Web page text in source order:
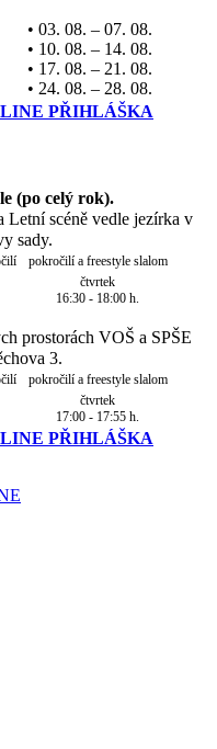
• 03. 08. – 07. 08.
• 10. 08. – 14. 08.
• 17. 08. – 21. 08.
• 24. 08. – 28. 08.
PŘIHLÁŠKA
(po celý rok).
Letní scéně vedle jezírka v
sady.
pokročilí a freestyle slalom
čtvrtek
16:30 - 18:00 h.
prostorách VOŠ a SPŠE
3.
pokročilí a freestyle slalom
čtvrtek
17:00 - 17:55 h.
PŘIHLÁŠKA